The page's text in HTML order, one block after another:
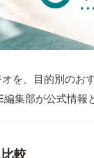
を、目的別のお
集部が公式情報
較